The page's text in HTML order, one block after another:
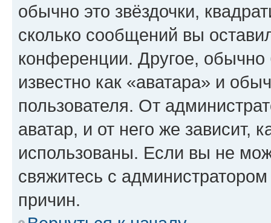
обычно это звёздочки,
сколько сообщений вы
конференции. Другое,
известно как «аватара» и
пользователя. От
аватар, и от него же зависит,
использованы. Если вы не
свяжитесь с
причин.